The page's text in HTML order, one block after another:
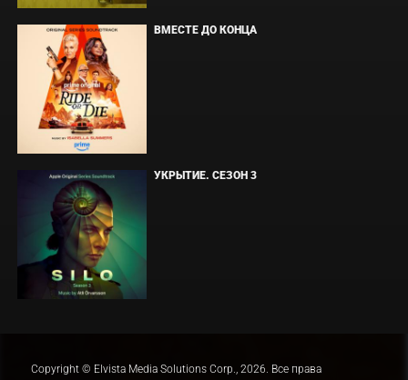
ВМЕСТЕ ДО КОНЦА
УКРЫТИЕ. СЕЗОН 3
Copyright © Elvista Media Solutions Corp., 2026. Все права